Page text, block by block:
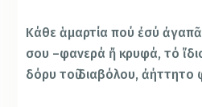
Κάθε ἁμαρτία πού ἐσύ
σου –φανερά ἤ κρυφά, τό ἴδιο
δόρυ τοῦ διαβόλου,